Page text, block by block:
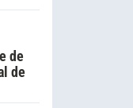
de
de